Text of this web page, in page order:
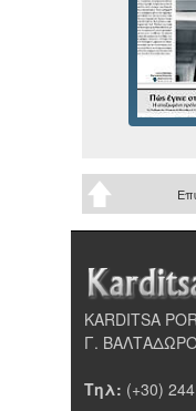
KARDITSA
Γ.
Τηλ: (+30)